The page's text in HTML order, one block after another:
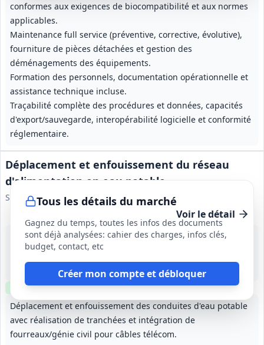
conformes aux exigences de biocompatibilité et aux normes
applicables.
Maintenance full service (préventive, corrective, évolutive),
fourniture de pièces détachées et gestion des
déménagements des équipements.
Formation des personnels, documentation opérationnelle et
assistance technique incluse.
Traçabilité complète des procédures et données, capacités
d'export/sauvegarde, interopérabilité logicielle et conformité
réglementaire.
Tous les détails du marché
Gagnez du temps, toutes les infos des documents
sont déjà analysées: cahier des charges, infos clés,
budget, contact, etc
Créer mon compte et débloquer
Déplacement et enfouissement du réseau
d'alimentation en eau potable
Syndicat AQUARESO
Voir le détail
Déplacement et enfouissement des conduites d'eau potable
avec réalisation de tranchées et intégration de
fourreaux/génie civil pour câbles télécom.
28 août 2026
Prayssac (46)
Clause environnementale Clause sociale Visiteoptionnelle